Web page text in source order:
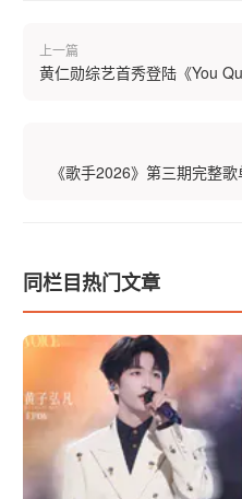
上一篇
黄仁勋综艺首秀登陆《You
《歌手2026》第三期完整
同栏目热门文章